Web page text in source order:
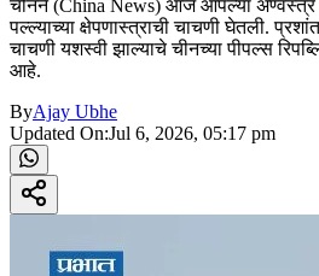
चीनने (China News) आज आपल्या अण्वस्त्र
पल्ल्याच्या क्षेपणास्त्राची चाचणी घेतली.
चाचणी यशस्वी झाल्याचे चीनच्या पीपल्स
आहे.
ByAjay Ubhe
Updated On:Jul 6, 2026, 05:17 pm